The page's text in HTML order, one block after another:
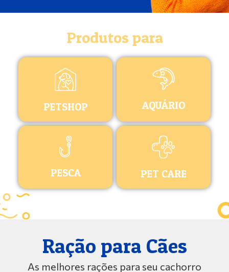
Produtos para
PETSHOP AQUÁRIO
PESCA PET CARE
Ração para Cães
As melhores rações para seu cachorro